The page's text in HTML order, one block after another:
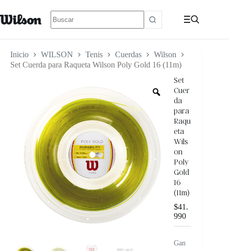
Inicio WILSON Tenis Cuerdas
Wilson
Set Cuerda para Raqueta Wilson Poly Gold 16 (11m)
Set
Cuer
da
para
Raqu
eta
Wils
on
Poly
Gold
16
(11m)
$41.
990
Gan